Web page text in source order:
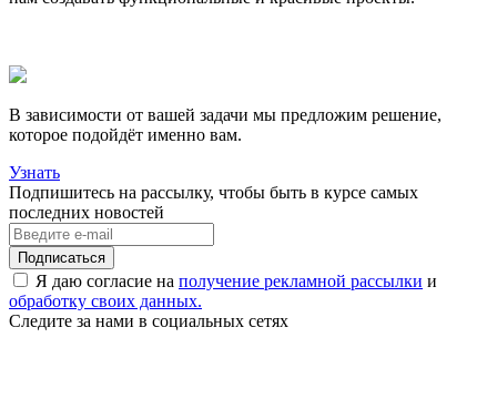
В зависимости от вашей задачи мы предложим решение,
которое подойдёт именно вам.
Узнать
Подпишитесь на рассылку, чтобы быть в курсе самых
последних новостей
Я даю согласие на получение рекламной рассылки и
обработку своих данных.
Следите за нами в социальных сетях